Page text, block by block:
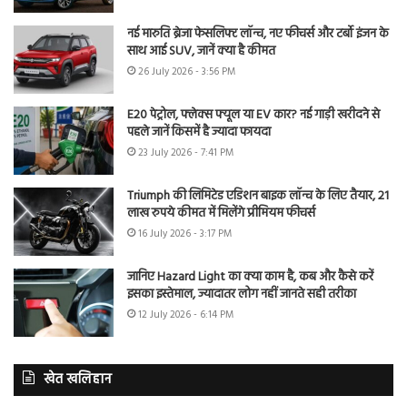
नई मारुति ब्रेजा फेसलिफ्ट लॉन्च, नए फीचर्स और टर्बो इंजन के
साथ आई SUV, जानें क्या है कीमत
26 July 2026 - 3:56 PM
E20 पेट्रोल, फ्लेक्स फ्यूल या EV कार? नई गाड़ी खरीदने से
पहले जानें किसमें है ज्यादा फायदा
23 July 2026 - 7:41 PM
Triumph की लिमिटेड एडिशन बाइक लॉन्च के लिए तैयार, 21
लाख रुपये कीमत में मिलेंगे प्रीमियम फीचर्स
16 July 2026 - 3:17 PM
जानिए Hazard Light का क्या काम है, कब और कैसे करें
इसका इस्तेमाल, ज्यादातर लोग नहीं जानते सही तरीका
12 July 2026 - 6:14 PM
खेत खलिहान